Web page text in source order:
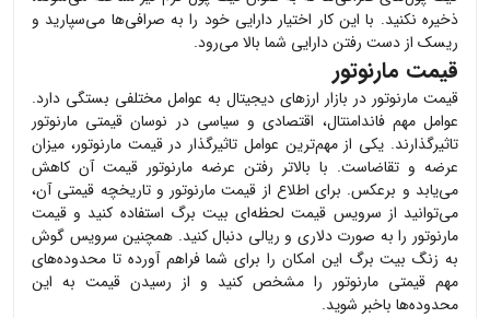
ذخیره نکنید. با این کار اختیار دارایی خود را به صرافی‌ها می‌سپارید و
ریسک از دست رفتن دارایی شما بالا می‌رود.
قیمت مارنوتور
قیمت مارنوتور در بازار ارزهای دیجیتال به عوامل مختلفی بستگی دارد.
عوامل مهم فاندامنتال، اقتصادی و سیاسی در نوسان قیمتی مارنوتور
تاثیرگذارند. یکی از مهم‌ترین عوامل تاثیرگذار در قیمتمارنوتور، میزان
عرضه و تقاضاست. با بالاتر رفتن عرضه مارنوتور قیمت آن کاهش
می‌یابد و برعکس. برای اطلاع از قیمت مارنوتور و تاریخچه قیمتی آن،
می‌توانید از سرویس قیمت لحظه‌ای بیت برگ استفاده کنید و قیمت
مارنوتور را به صورت دلاری و ریالی دنبال کنید. همچنین سرویس گوش
به زنگ بیت برگ این امکان را برای شما فراهم آورده تا محدوده‌های
مهم قیمتی مارنوتور را مشخص کنید و از رسیدن قیمت به این
محدوده‌ها باخبر شوید.